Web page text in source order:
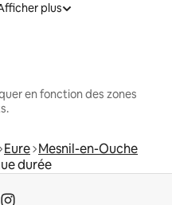
plus
en fonction des zones
Eure Mesnil-en-Ouche
durée